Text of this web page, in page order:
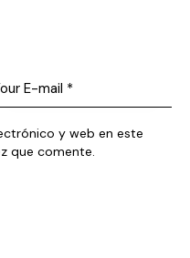
y web en este
que comente.